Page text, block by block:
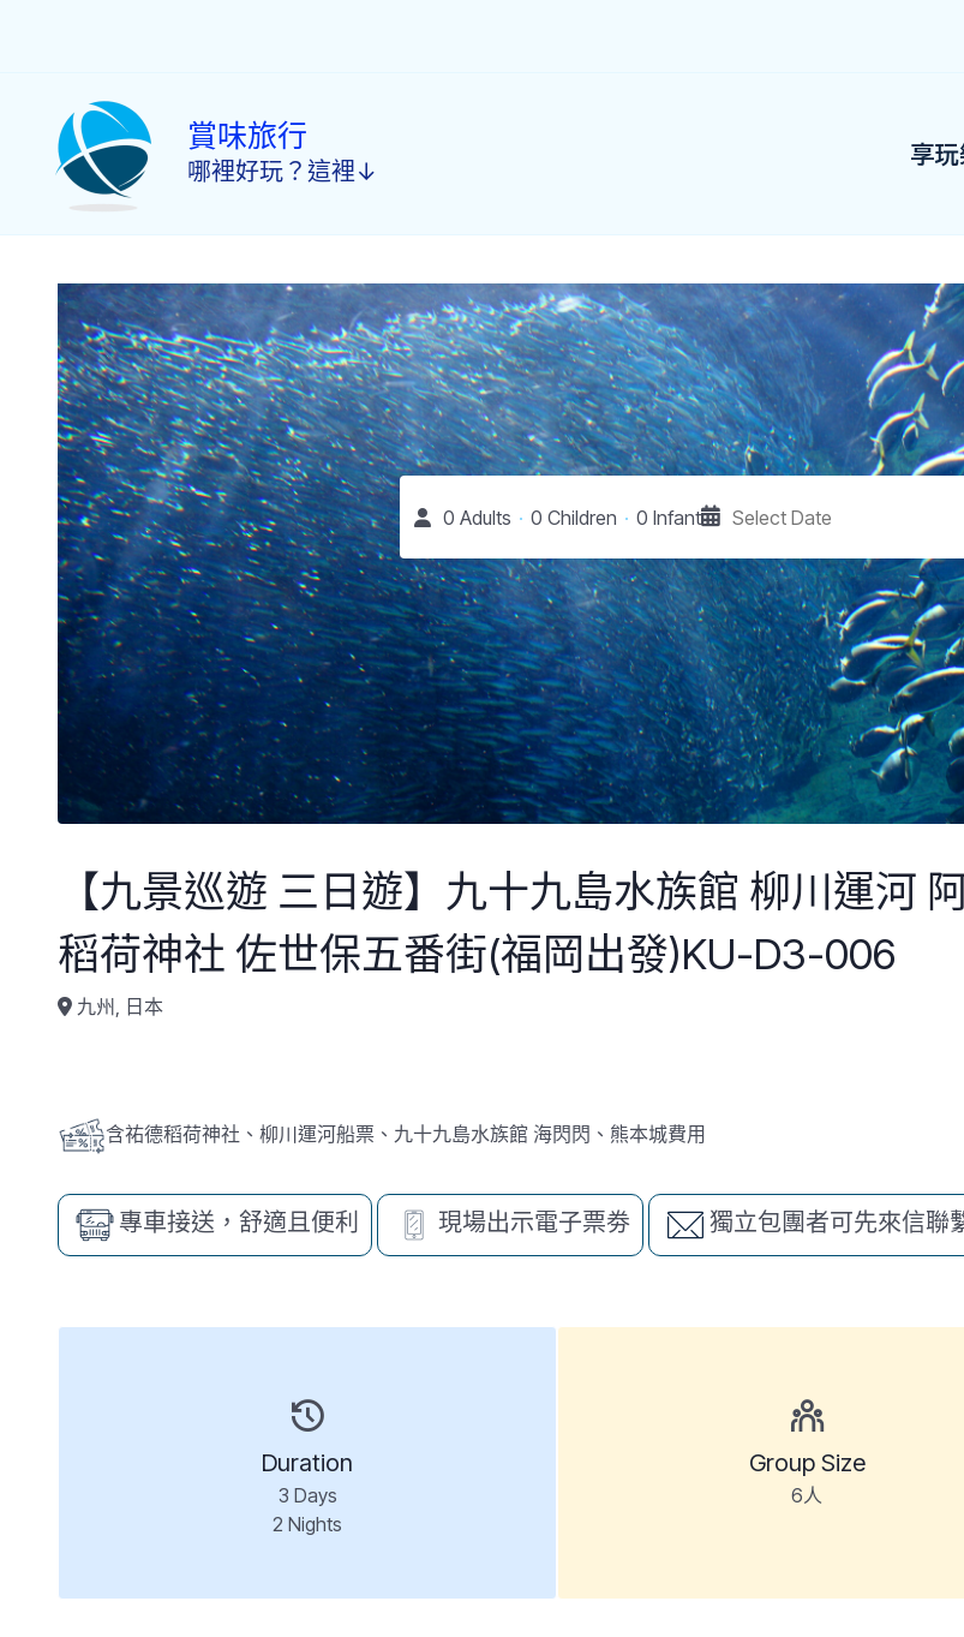
賞味旅行
哪裡好玩？這裡↓
享
0 Adults 0 Children 0 Infant
【九景巡遊 三日遊】九十九島水族館 柳川運河 阿蘇火山博物館 祐德
稻荷神社 佐世保五番街(福岡出發)KU-D3-006
九州, 日本
含祐德稻荷神社、柳川運河船票、九十九島水族館 海閃閃、熊本城費用
專車接送，舒適且便利 現場出示電子票劵 獨立包團者可先來信聯
Duration
3 Days
2 Nights
Group Size
6人